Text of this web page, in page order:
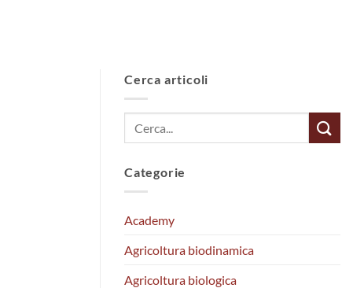
Cerca articoli
Categorie
Academy
Agricoltura biodinamica
Agricoltura biologica